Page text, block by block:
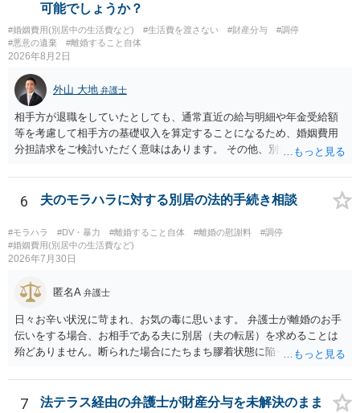
可能でしょうか？
#婚姻費用(別居中の生活費など) #生活費を渡さない #財産分与
#調停
#悪意の遺棄
#離婚すること自体
2026年8月2日
外山 大地 弁護士
相手方が退職をしていたとしても、通常直近の給与明細や年金受給額
等を考慮して相手方の基礎収入を算定することになるため、婚姻費用
分担請求をご検討いただく意味はあります。 その他、別居の経緯、質
て、ご検討いただくのが良いかと思います。
6 夫のモラハラに対する別居の法的手続き相談
#モラハラ #DV・暴力 #離婚すること自体 #離婚の慰謝料
#調停
#婚姻費用(別居中の生活費など)
2026年7月30日
匿名A 弁護士
日々お辛い状況に苛まれ、お気の毒に思います。 弁護士が離婚のお手
伝いをする場合、お相手である夫に別居（夫の転居）を求めることは
殆どありません。断られた場合にたちまち膠着状態に陥ってしまうの
高いためです。 実務的には、ご相談者さまが転居する形で離婚協議等
を進める選択を採らざるを得ないことが圧倒的多数です。
7
法テラス経由の弁護士が財産分与を未解決のまま